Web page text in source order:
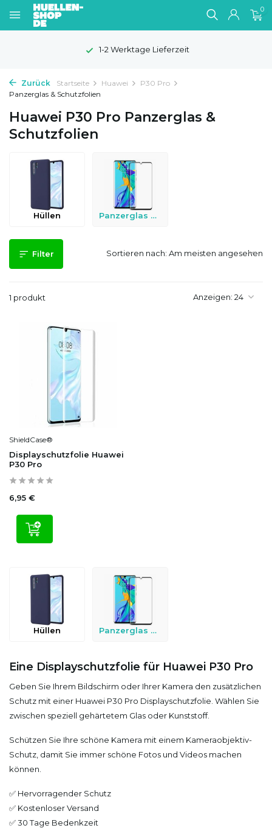
0
1-2 Werktage Lieferzeit
Zurück Startseite Huawei
P30 Pro
Panzerglas & Schutzfolien
Huawei P30 Pro Panzerglas &
Schutzfolien
Hüllen Panzerglas & Schutzfolien
Filter
1 produkt Anzeigen:
Sortieren nach:
ShieldCase®
Displayschutzfolie Huawei
P30 Pro
6,95 €
Hüllen Panzerglas & Schutzfolien
Eine Displayschutzfolie für Huawei P30 Pro
Geben Sie Ihrem Bildschirm oder Ihrer Kamera den zusätzlichen
Schutz mit einer Huawei P30 Pro Displayschutzfolie. Wählen Sie
zwischen speziell gehärtetem Glas oder Kunststoff.
Schützen Sie Ihre schöne Kamera mit einem Kameraobjektiv-
Schutz, damit Sie immer schöne Fotos und Videos machen
können.
✅ Hervorragender Schutz
✅ Kostenloser Versand
✅ 30 Tage Bedenkzeit